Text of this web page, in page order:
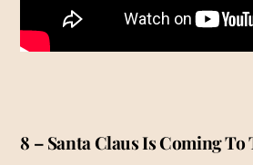
8 – Santa Claus Is Coming To